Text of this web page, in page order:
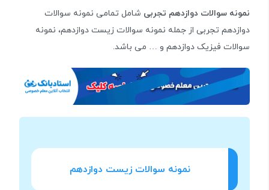
نمونه سوالات دوازدهم تجربی شامل تمامی نمونه سوالات
دوازدهم تجربی از جمله نمونه سوالات زیست دوازدهم، نمونه
سوالات فیزیک دوازدهم و … می باشد.
نمونه سوالات زیست دوازدهم